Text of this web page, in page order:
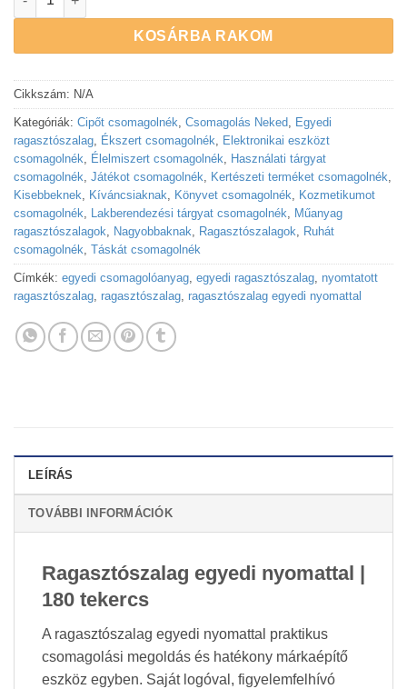
KOSÁRBA RAKOM
Cikkszám: N/A
Kategóriák: Cipőt csomagolnék Csomagolás Neked
Egyedi
ragasztószalag
Ékszert csomagolnék
Elektronikai eszközt
csomagolnék
Élelmiszert csomagolnék
Használati tárgyat
csomagolnék Játékot csomagolnék Kertészeti terméket csomagolnék
Kisebbeknek
Kíváncsiaknak Könyvet csomagolnék
Kozmetikumot
csomagolnék
Lakberendezési tárgyat csomagolnék
Műanyag
ragasztószalagok
Nagyobbaknak Ragasztószalagok
Ruhát
csomagolnék Táskát csomagolnék
Címkék: egyedi csomagolóanyag egyedi ragasztószalag nyomtatott
ragasztószalag ragasztószalag ragasztószalag egyedi nyomattal
LEÍRÁS
TOVÁBBI INFORMÁCIÓK
Ragasztószalag egyedi nyomattal |
180 tekercs
A ragasztószalag egyedi nyomattal praktikus
csomagolási megoldás és hatékony márkaépítő
eszköz egyben. Saját logóval, figyelemfelhívó